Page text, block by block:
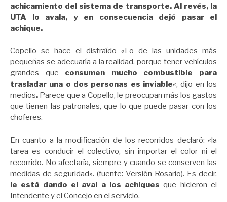
achicamiento del sistema de transporte. Al revés, la
UTA lo avala, y en consecuencia dejó pasar el
achique.
Copello se hace el distraído «Lo de las unidades más
pequeñas se adecuaría a la realidad, porque tener vehículos
grandes que consumen mucho combustible para
trasladar una o dos personas es inviable«, dijo en los
medios. Parece que a Copello, le preocupan más los gastos
que tienen las patronales, que lo que puede pasar con los
choferes.
En cuanto a la modificación de los recorridos declaró: «la
tarea es conducir el colectivo, sin importar el color ni el
recorrido. No afectaría, siempre y cuando se conserven las
medidas de seguridad». (fuente: Versión Rosario). Es decir,
le está dando el aval a los achiques que hicieron el
Intendente y el Concejo en el servicio.